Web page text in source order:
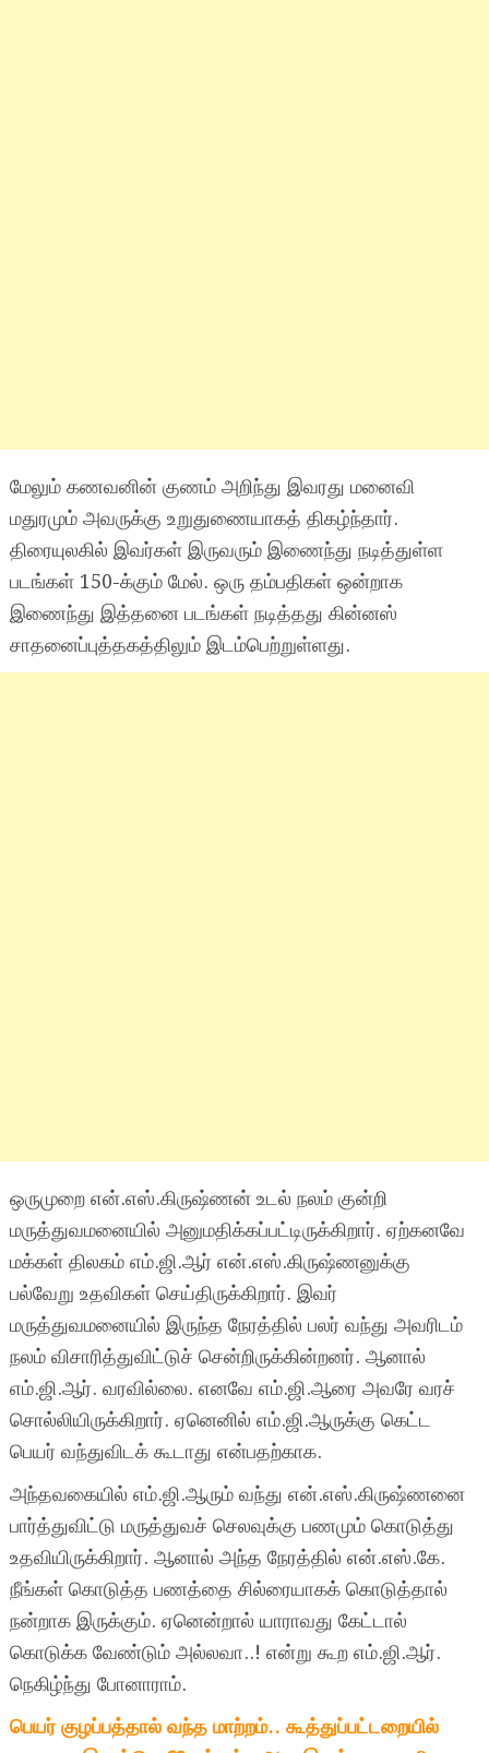
மேலும் கணவனின் குணம் அறிந்து இவரது மனைவி
மதுரமும் அவருக்கு உறுதுணையாகத் திகழ்ந்தார்.
திரையுலகில் இவர்கள் இருவரும் இணைந்து நடித்துள்ள
படங்கள் 150-க்கும் மேல். ஒரு தம்பதிகள் ஒன்றாக
இணைந்து இத்தனை படங்கள் நடித்தது கின்னஸ்
சாதனைப்புத்தகத்திலும் இடம்பெற்றுள்ளது.
ஒருமுறை என்.எஸ்.கிருஷ்ணன் உடல் நலம் குன்றி
மருத்துவமனையில் அனுமதிக்கப்பட்டிருக்கிறார். ஏற்கனவே
மக்கள் திலகம் எம்.ஜி.ஆர் என்.எஸ்.கிருஷ்ணனுக்கு
பல்வேறு உதவிகள் செய்திருக்கிறார். இவர்
மருத்துவமனையில் இருந்த நேரத்தில் பலர் வந்து அவரிடம்
நலம் விசாரித்துவிட்டுச் சென்றிருக்கின்றனர். ஆனால்
எம்.ஜி.ஆர். வரவில்லை. எனவே எம்.ஜி.ஆரை அவரே வரச்
சொல்லியிருக்கிறார். ஏனெனில் எம்.ஜி.ஆருக்கு கெட்ட
பெயர் வந்துவிடக் கூடாது என்பதற்காக.
அந்தவகையில் எம்.ஜி.ஆரும் வந்து என்.எஸ்.கிருஷ்ணனை
பார்த்துவிட்டு மருத்துவச் செலவுக்கு பணமும் கொடுத்து
உதவியிருக்கிறார். ஆனால் அந்த நேரத்தில் என்.எஸ்.கே.
நீங்கள் கொடுத்த பணத்தை சில்ரையாகக் கொடுத்தால்
நன்றாக இருக்கும். ஏனென்றால் யாராவது கேட்டால்
கொடுக்க வேண்டும் அல்லவா..! என்று கூற எம்.ஜி.ஆர்.
நெகிழ்ந்து போனாராம்.
பெயர் குழப்பத்தால் வந்த மாற்றம்.. கூத்துப்பட்டறையில்